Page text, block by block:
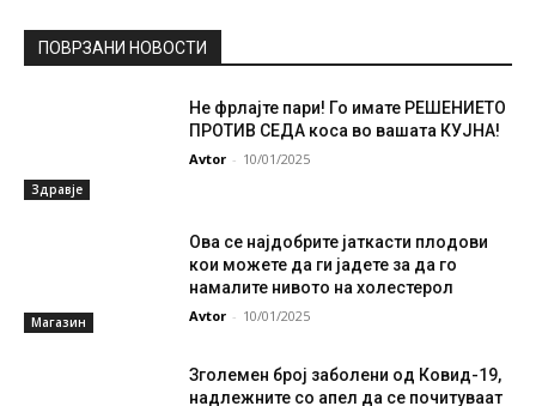
ПОВРЗАНИ НОВОСТИ
Здравје
Не фрлајте пари! Го имате РЕШЕНИЕТО
ПРОТИВ СЕДА коса во вашата КУЈНА!
Avtor - 10/01/2025
Магазин
Ова се најдобрите јаткасти плодови
кои можете да ги јадете за да го
намалите нивото на холестерол
Avtor - 10/01/2025
Зголемен број заболени од Ковид-19,
надлежните со апел да се почитуваат